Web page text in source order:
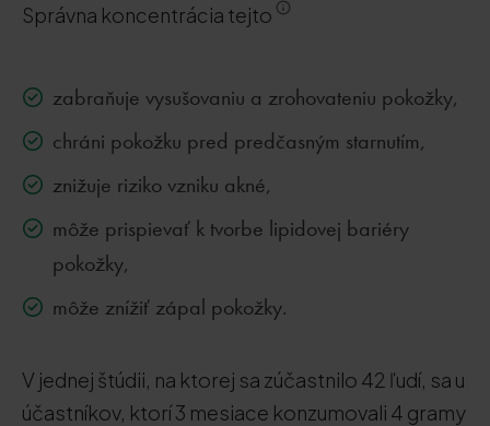
Správna koncentrácia tejto
zabraňuje vysušovaniu a zrohovateniu pokožky,
chráni pokožku pred predčasným starnutím,
znižuje riziko vzniku akné,
môže prispievať k tvorbe lipidovej bariéry
pokožky,
môže znížiť zápal pokožky.
V jednej štúdii, na ktorej sa zúčastnilo 42 ľudí, sa u
účastníkov, ktorí 3 mesiace konzumovali 4 gramy